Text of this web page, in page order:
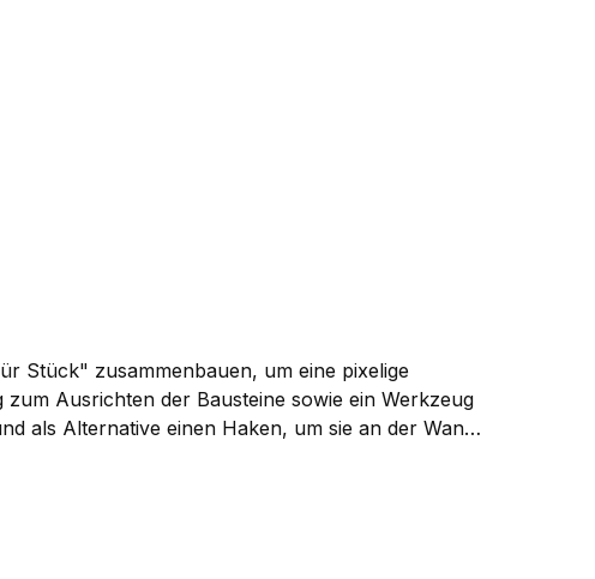
Stück" zusammenbauen, um eine pixelige
Ausrichten der Bausteine sowie ein Werkzeug
als Alternative einen Haken, um sie an der Wand